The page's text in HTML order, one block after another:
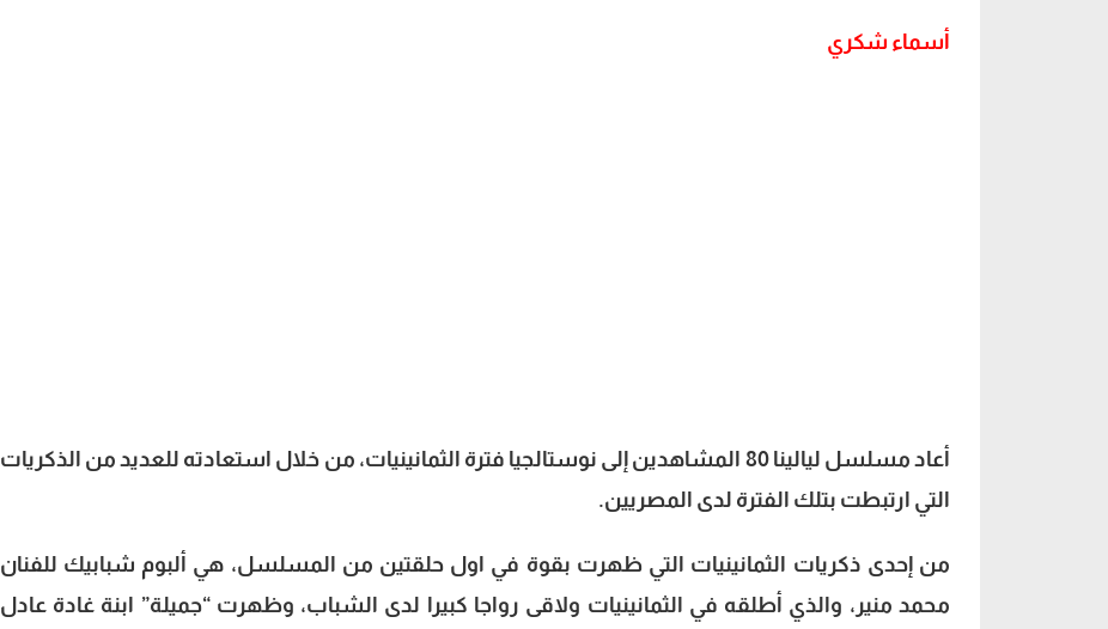
أسماء شكري
أعاد مسلسل ليالينا 80 المشاهدين إلى نوستالجيا فترة الثمانينيات، من خلال استعادته للعديد من الذكريات
التي ارتبطت بتلك الفترة لدى المصريين.
من إحدى ذكريات الثمانينيات التي ظهرت بقوة في اول حلقتين من المسلسل، هي ألبوم شبابيك للفنان
محمد منير، والذي أطلقه في الثمانينيات ولاقى رواجا كبيرا لدى الشباب، وظهرت “جميلة” ابنة غادة عادل